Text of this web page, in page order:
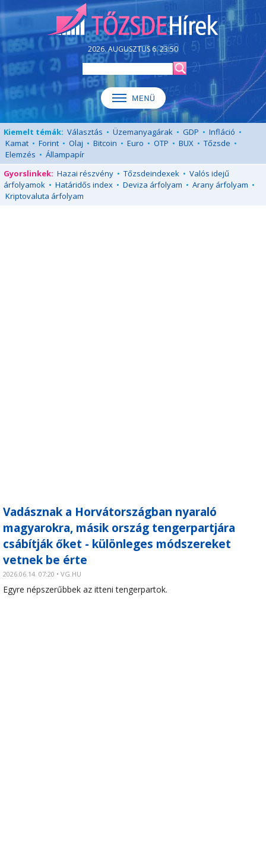
2026. AUGUSZTUS 6. 23:50
Kiemelt témák: Választás • Üzemanyagárak • GDP • Infláció •
Kamat • Forint • Olaj • Bitcoin • Euro • OTP • BUX • Tőzsde •
Elemzés • Állampapír
Gyorslinkek: Hazai részvény • Tőzsdeindexek • Valós idejű
árfolyamok • Határidős index • Deviza árfolyam • Arany árfolyam •
Kriptovaluta árfolyam
Vadásznak a Horvátországban nyaraló
magyarokra, másik ország tengerpartjára
csábítják őket - különleges módszereket
vetnek be érte
2026.06.14. 07:20 • VG.HU
Egyre népszerűbbek az itteni tengerpartok.